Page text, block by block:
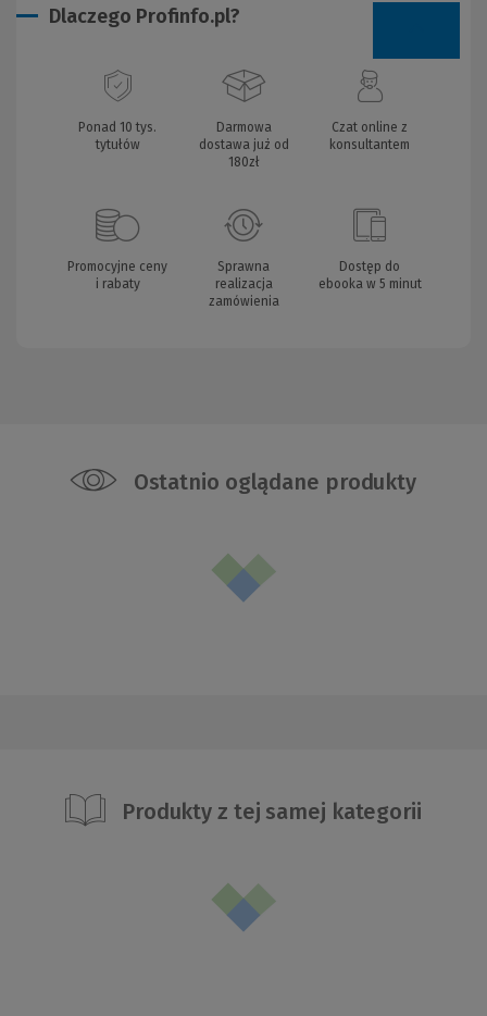
Dlaczego Profinfo.pl?
Ponad 10 tys.
tytułów
Darmowa
dostawa już od
180zł
Czat online z
konsultantem
Promocyjne ceny
i rabaty
Sprawna
realizacja
zamówienia
Dostęp do
ebooka w 5 minut
Ostatnio oglądane produkty
Produkty z tej samej kategorii